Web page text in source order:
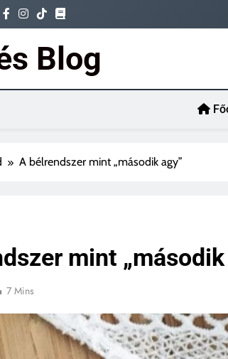
Blog
A bélrendszer mint „második agy”
mint „második
7 Mins